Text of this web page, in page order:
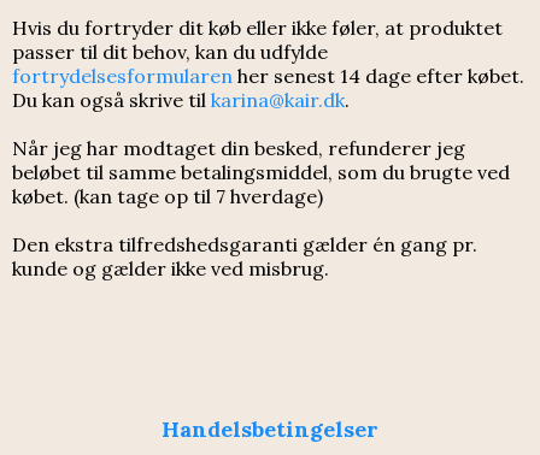
Hvis du fortryder dit køb eller ikke føler, at produktet
passer til dit behov, kan du udfylde
fortrydelsesformularen her senest 14 dage efter købet.
Du kan også skrive til karina@kair.dk.
Når jeg har modtaget din besked, refunderer jeg
beløbet til samme betalingsmiddel, som du brugte ved
købet. (kan tage op til 7 hverdage)
Den ekstra tilfredshedsgaranti gælder én gang pr.
kunde og gælder ikke ved misbrug.
Handelsbetingelser